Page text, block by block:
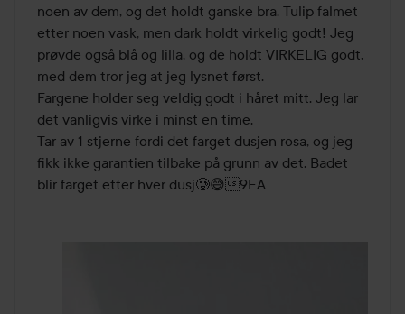
noen av dem, og det holdt ganske bra. Tulip falmet
etter noen vask, men dark holdt virkelig godt! Jeg
prøvde også blå og lilla, og de holdt VIRKELIG godt,
med dem tror jeg at jeg lysnet først.
Fargene holder seg veldig godt i håret mitt. Jeg lar
det vanligvis virke i minst en time.
Tar av 1 stjerne fordi det farget dusjen rosa, og jeg
fikk ikke garantien tilbake på grunn av det. Badet
blir farget etter hver dusj🥲😅9EA